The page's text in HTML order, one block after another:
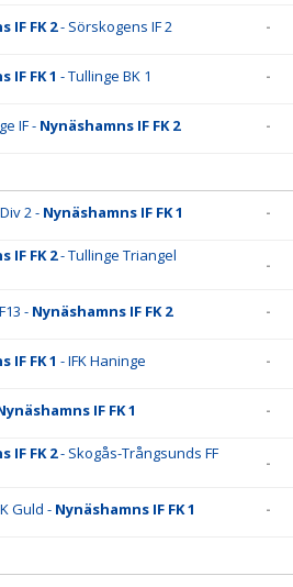
IF FK 2- Sörskogens IF 2 -
IF FK 1 - Tullinge BK 1 -
IF - Nynäshamns IF FK 2 -
2 - Nynäshamns IF FK 1 -
IF FK 2- Tullinge Triangel
-
- Nynäshamns IF FK 2 -
IF FK 1 - IFK Haninge -
IF FK 1 -
IF FK 2- Skogås-Trångsunds FF
-
Guld - Nynäshamns IF FK 1 -